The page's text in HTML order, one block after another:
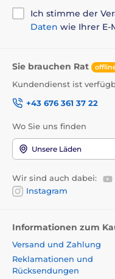
Ich stimme der
Daten wie Ihrer E-
Sie brauchen Rat
Kundendienst ist
+43 676 361 37 22
Wo Sie uns finden
Unsere Läden
Wir sind auch dabei:
Instagram
Informationen zum
Versand und Zahlung
Reklamationen und
Rücksendungen